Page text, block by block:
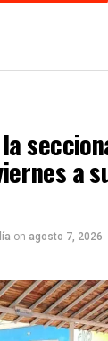
a
on agosto 7, 2026